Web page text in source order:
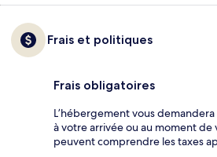
Frais et politiques
Frais obligatoires
L’hébergement vous
à votre arrivée ou au moment de
peuvent comprendre les taxes